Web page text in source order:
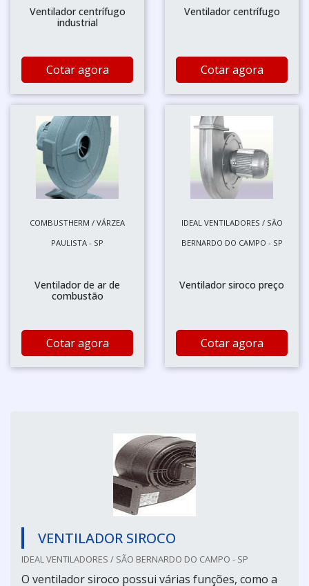
Ventilador centrífugo
industrial
Cotar agora
Ventilador centrífugo
Cotar agora
COMBUSTHERM / VÁRZEA
PAULISTA - SP
Ventilador de ar de
combustão
Cotar agora
IDEAL VENTILADORES / SÃO
BERNARDO DO CAMPO - SP
Ventilador siroco preço
Cotar agora
VENTILADOR SIROCO
IDEAL VENTILADORES / SÃO BERNARDO DO CAMPO - SP
O ventilador siroco possui várias funções, como a